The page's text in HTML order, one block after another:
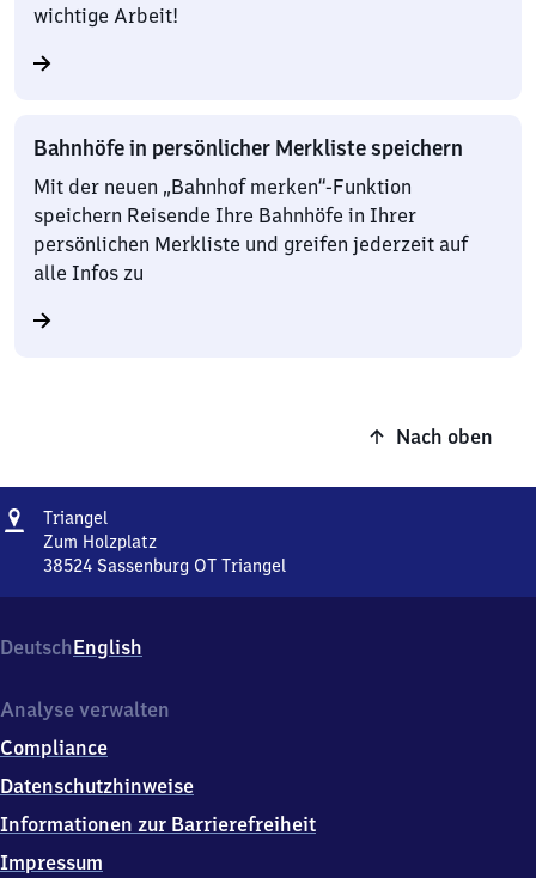
wichtige Arbeit!
Bahnhöfe in persönlicher Merkliste speichern
Mit der neuen „Bahnhof merken“-Funktion
speichern Reisende Ihre Bahnhöfe in Ihrer
persönlichen Merkliste und greifen jederzeit auf
alle Infos zu
Nach oben
Adresse
Triangel
Zum Holzplatz
38524 Sassenburg OT Triangel
Holzplatz,
3
5
4
Sassenburg
Triangel
DeutschEnglish
Analyse verwalten
Compliance
Datenschutzhinweise
Informationen zur Barrierefreiheit
Impressum